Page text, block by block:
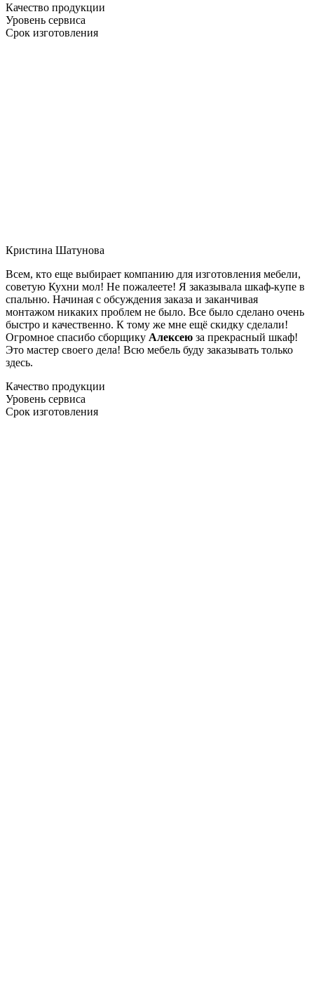
Качество продукции
Уровень сервиса
Срок изготовления
Кристина Шатунова
Всем, кто еще выбирает компанию для изготовления мебели,
советую Кухни мол! Не пожалеете! Я заказывала шкаф-купе в
спальню. Начиная с обсуждения заказа и заканчивая
монтажом никаких проблем не было. Все было сделано очень
быстро и качественно. К тому же мне ещё скидку сделали!
Огромное спасибо сборщику Алексею за прекрасный шкаф!
Это мастер своего дела! Всю мебель буду заказывать только
здесь.
Качество продукции
Уровень сервиса
Срок изготовления